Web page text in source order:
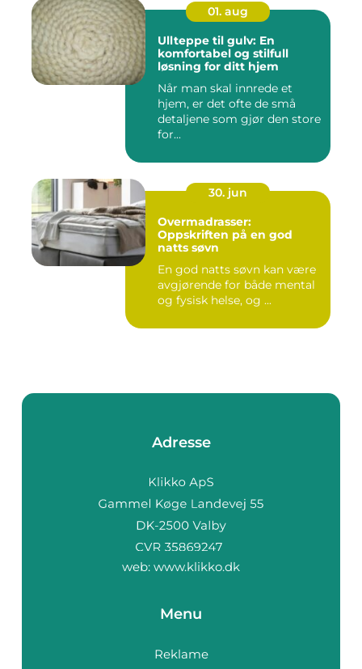
01. aug
Ullteppe til gulv: En
komfortabel og stilfull
løsning for ditt hjem
Når man skal innrede et
hjem, er det ofte de små
detaljene som gjør den store
for...
30. jun
Overmadrasser:
Oppskriften på en god
natts søvn
En god natts søvn kan være
avgjørende for både mental
og fysisk helse, og ...
Adresse
web: www.klikko.dk
Menu
Reklame